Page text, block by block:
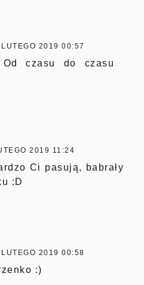
2019 00:57
czasu do czasu
2019 11:24
Ci pasują, babrały
:D
LUTEGO 2019 00:58
:)